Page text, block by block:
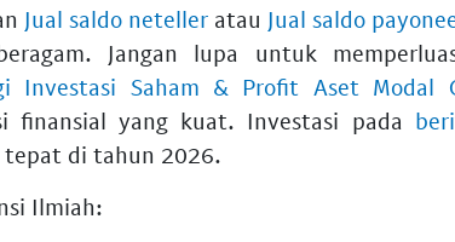
Jual saldo neteller atau Jual saldo
Jangan lupa untuk
Investasi Saham & Profit Aset Modal
finansial yang kuat. Investasi pada
tepat di tahun 2026.
Ilmiah: